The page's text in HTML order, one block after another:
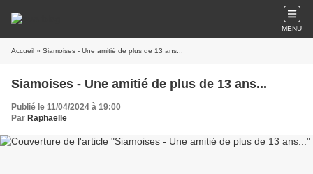
MENU
Accueil » Siamoises - Une amitié de plus de 13 ans...
Siamoises - Une amitié de plus de 13 ans...
Publié le 11/04/2024 à 19:00
Par Raphaëlle